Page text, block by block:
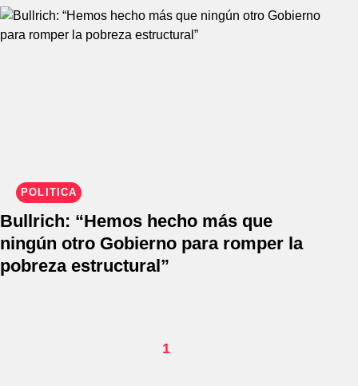
POLÍTICA
Bullrich: “Hemos hecho más que
ningún otro Gobierno para romper la
pobreza estructural”
1